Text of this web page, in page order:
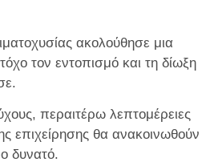
ακολούθησε μια
τον εντοπισμό και τη δίωξη
περαιτέρω λεπτομέρειες
επιχείρησης θα ανακοινωθούν
δυνατό.